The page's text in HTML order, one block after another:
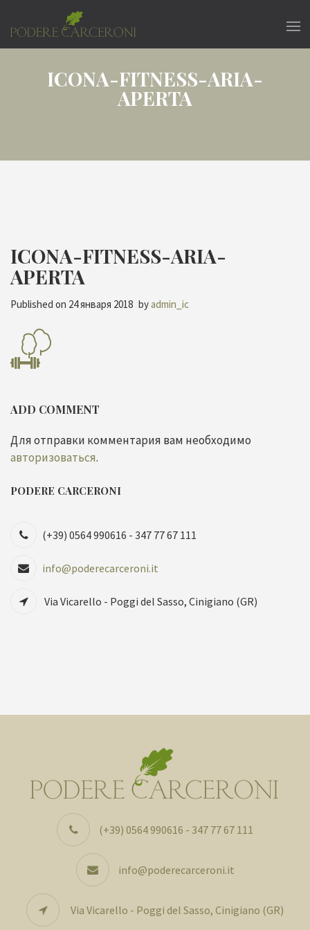
ICONA-FITNESS-ARIA-
APERTA
ICONA-FITNESS-ARIA-
APERTA
Published on 24 января 2018 byadmin_ic
ADD COMMENT
Для отправки комментария вам необходимо
авторизоваться.
PODERE CARCERONI
(+39) 0564 990616 - 347 77 67 111
info@poderecarceroni.it
Via Vicarello - Poggi del Sasso, Cinigiano (GR)
(+39) 0564 990616 - 347 77 67 111
info@poderecarceroni.it
Via Vicarello - Poggi del Sasso, Cinigiano (GR)